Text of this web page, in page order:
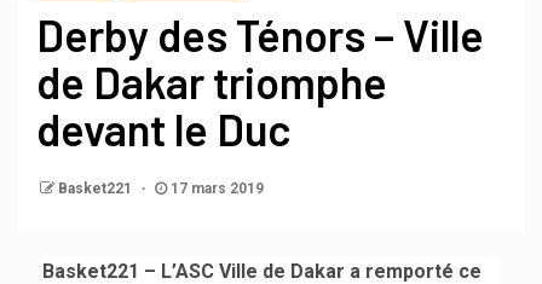
Derby des Ténors – Ville
de Dakar triomphe
devant le Duc
Basket221 17 mars 2019
Basket221 – L’ASC Ville de Dakar a remporté ce